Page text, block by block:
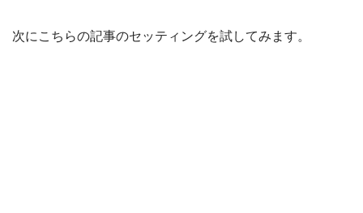
次にこちらの記事のセッティングを試してみます。